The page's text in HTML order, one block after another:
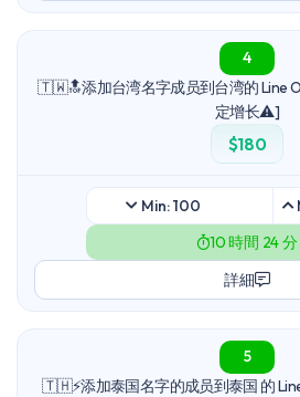
4
🇹🇼🔝添加台湾名字成员到台湾的 Line
定增长⚠️]
$180
Min: 100
10 時間 24 分
詳細
5
🇹🇭⚡添加泰国名字的成员到泰国 的